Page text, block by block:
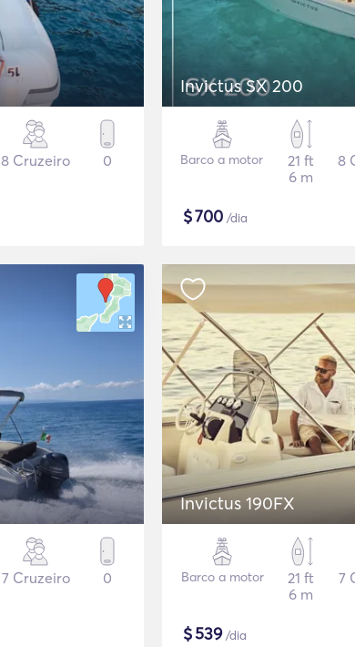
8 Cruzeiro 0
Invictus SX 200
Barco a motor
21 ft
6 m
8
$700 /dia
7 Cruzeiro 0
Invictus 190FX
Barco a motor
21 ft
6 m
7
$539/dia